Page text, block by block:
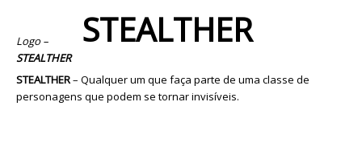
Logo –
STEALTHER
STEALTHER
STEALTHER– Qualquer um que faça parte de uma classe de
personagens que podem se tornar invisíveis.